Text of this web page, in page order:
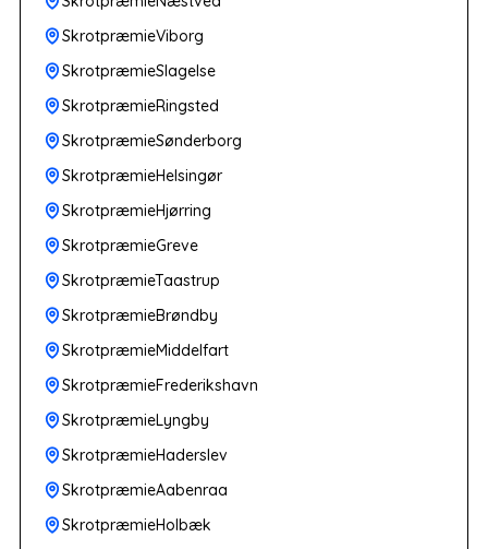
SkrotpræmieViborg
SkrotpræmieSlagelse
SkrotpræmieRingsted
SkrotpræmieSønderborg
SkrotpræmieHelsingør
SkrotpræmieHjørring
SkrotpræmieGreve
SkrotpræmieTaastrup
SkrotpræmieBrøndby
SkrotpræmieMiddelfart
SkrotpræmieFrederikshavn
SkrotpræmieLyngby
SkrotpræmieHaderslev
SkrotpræmieAabenraa
SkrotpræmieHolbæk